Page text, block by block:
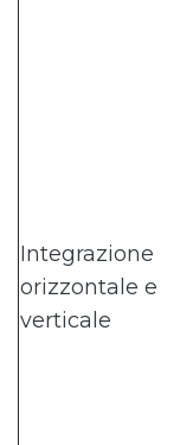
Integrazione
orizzontale e
verticale